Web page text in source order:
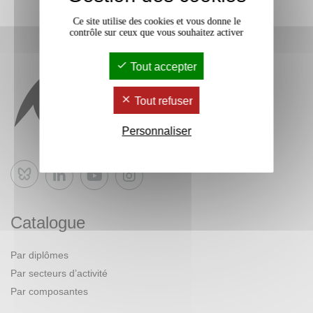
Bluesky
Catalogue
Par diplômes
Par secteurs d’activité
Par composantes
Ce site utilise des cookies et vous donne le
contrôle sur ceux que vous souhaitez activer
Tout accepter
Tout refuser
Personnaliser